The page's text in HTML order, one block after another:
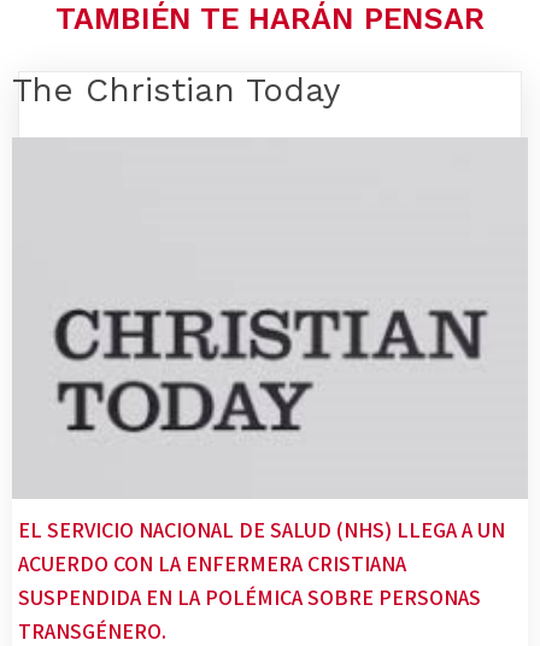
TAMBIÉN TE HARÁN PENSAR
The Christian Today
EL SERVICIO NACIONAL DE SALUD (NHS) LLEGA A UN
ACUERDO CON LA ENFERMERA CRISTIANA
SUSPENDIDA EN LA POLÉMICA SOBRE PERSONAS
TRANSGÉNERO.